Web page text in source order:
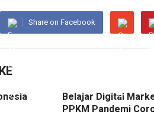
Share on Facebook
Belajar Digital
PPKM Pandemi